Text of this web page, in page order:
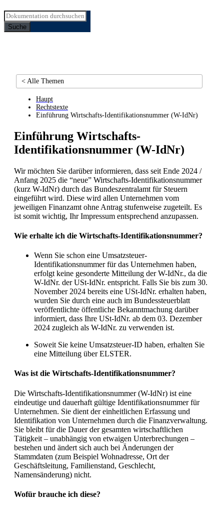
Suche
< Alle Themen
Haupt
Rechtstexte
Einführung Wirtschafts-Identifikationsnummer (W-IdNr)
Einführung Wirtschafts-
Identifikationsnummer (W-IdNr)
Wir möchten Sie darüber informieren, dass seit Ende 2024 /
Anfang 2025 die “neue” Wirtschafts-Identifikationsnummer
(kurz W-IdNr) durch das Bundeszentralamt für Steuern
eingeführt wird. Diese wird allen Unternehmen vom
jeweiligen Finanzamt ohne Antrag stufenweise zugeteilt. Es
ist somit wichtig, Ihr Impressum entsprechend anzupassen.
Wie erhalte ich die Wirtschafts-Identifikationsnummer?
Wenn Sie schon eine Umsatzsteuer-
Identifikationsnummer für das Unternehmen haben,
erfolgt keine gesonderte Mitteilung der W-IdNr., da die
W-IdNr. der USt-IdNr. entspricht. Falls Sie bis zum 30.
November 2024 bereits eine USt-IdNr. erhalten haben,
wurden Sie durch eine auch im Bundessteuerblatt
veröffentlichte öffentliche Bekanntmachung darüber
informiert, dass Ihre USt-IdNr. ab dem 03. Dezember
2024 zugleich als W-IdNr. zu verwenden ist.
Soweit Sie keine Umsatzsteuer-ID haben, erhalten Sie
eine Mitteilung über ELSTER.
Was ist die Wirtschafts-Identifikationsnummer?
Die Wirtschafts-Identifikationsnummer (W-IdNr) ist eine
eindeutige und dauerhaft gültige Identifikationsnummer für
Unternehmen. Sie dient der einheitlichen Erfassung und
Identifikation von Unternehmen durch die Finanzverwaltung.
Sie bleibt für die Dauer der gesamten wirtschaftlichen
Tätigkeit – unabhängig von etwaigen Unterbrechungen –
bestehen und ändert sich auch bei Änderungen der
Stammdaten (zum Beispiel Wohnadresse, Ort der
Geschäftsleitung, Familienstand, Geschlecht,
Namensänderung) nicht.
Wofür brauche ich diese?